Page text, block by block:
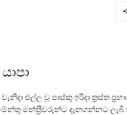
එල්ල වූ පාස්කු ඉරිදා ත‍්‍රස්ත
මන්ත‍්‍රීවරුන්ට දැනගන්නට